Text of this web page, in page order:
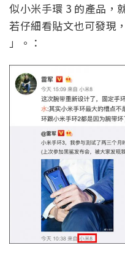
似小米手環 3 的產品，
若仔細看貼文也可發現
」。：